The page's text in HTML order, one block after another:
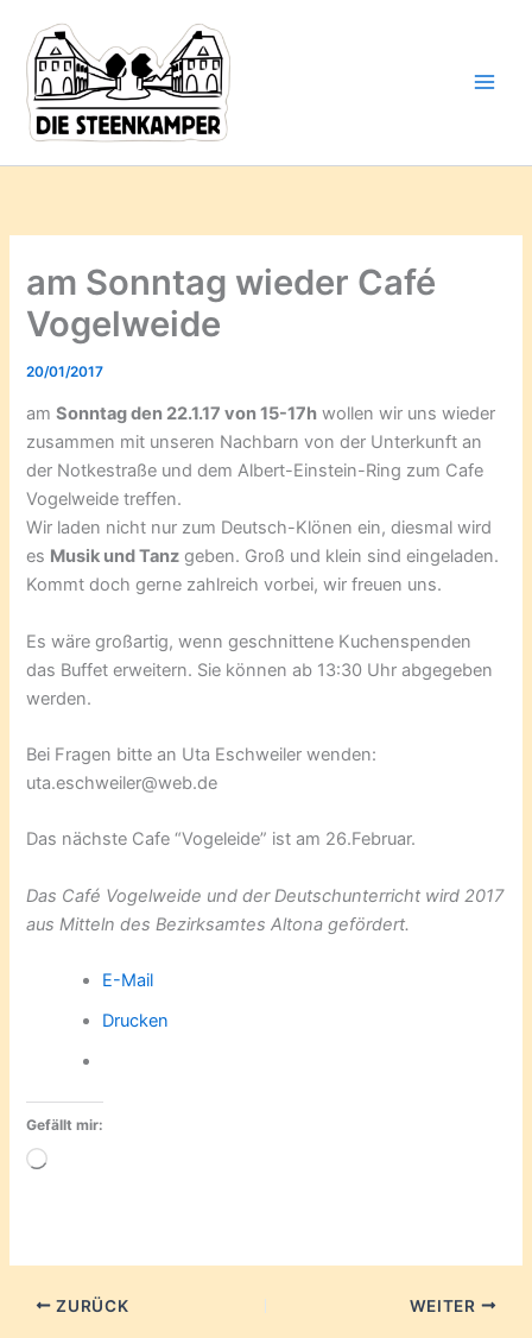
Inhalt
springen
am Sonntag wieder Café
Vogelweide
20/01/2017
amSonntag den 22.1.17 von 15-17h wollen wir uns wieder
zusammen mit unseren Nachbarn von der Unterkunft an
der Notkestraße und dem Albert-Einstein-Ring zum Cafe
Vogelweide treffen.
Wir laden nicht nur zum Deutsch-Klönen ein, diesmal wird
es Musik und Tanz geben. Groß und klein sind eingeladen.
Kommt doch gerne zahlreich vorbei, wir freuen uns.
Es wäre großartig, wenn geschnittene Kuchenspenden
das Buffet erweitern. Sie können ab 13:30 Uhr abgegeben
werden.
Bei Fragen bitte an Uta Eschweiler wenden:
uta.eschweiler@web.de
Das nächste Cafe “Vogeleide” ist am 26.Februar.
Das Café Vogelweide und der Deutschunterricht wird 2017
aus Mitteln des Bezirksamtes Altona gefördert.
E-Mail
Drucken
Gefällt mir:
Wird
ZURÜCK WEITER
deine
Mail-
Adresse
ein ...